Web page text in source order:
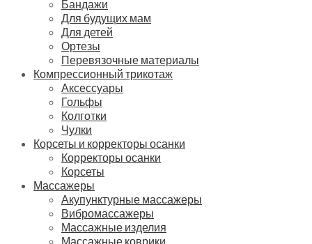
Бандажи
Для будущих мам
Для детей
Ортезы
Перевязочные материалы
Компрессионный трикотаж
Аксессуары
Гольфы
Колготки
Чулки
Корсеты и корректоры осанки
Корректоры осанки
Корсеты
Массажеры
Акупунктурные массажеры
Вибромассажеры
Массажные изделия
Массажные коврики